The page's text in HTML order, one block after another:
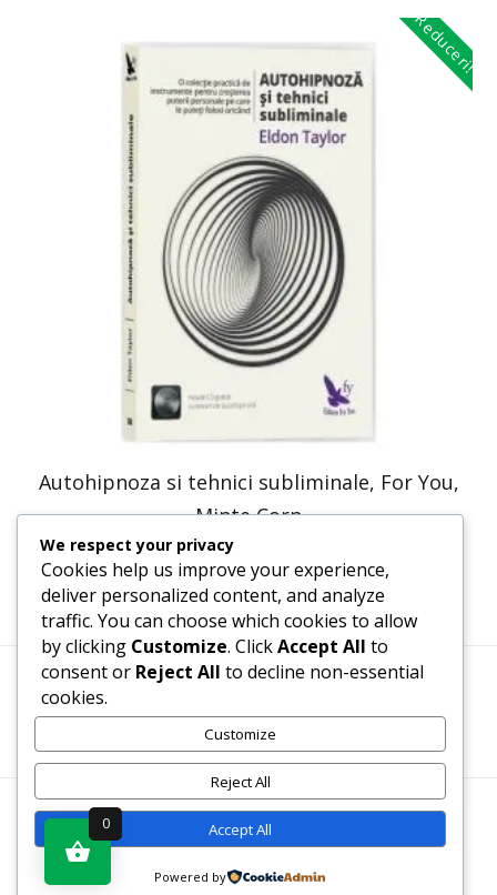
Reduceri!
Autohipnoza si tehnici subliminale, For You,
Minte Corp
50,74lei
Termeni, Condiții & Protecția Datelor (GDPR)
WWW.RECENZII-CARTI.RO ©2026 TOATE DREPTURILE
REZERVATE
We respect your privacy
Cookies help us improve your experience,
deliver personalized content, and analyze
traffic. You can choose which cookies to allow
by clicking Customize. ClickAccept All to
consent or Reject All to decline non-essential
cookies.
Customize
Reject All
Accept All
Powered by
0
Vezi produsul în magazin